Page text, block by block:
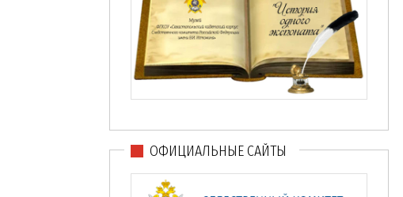
ОФИЦИАЛЬНЫЕ САЙТЫ